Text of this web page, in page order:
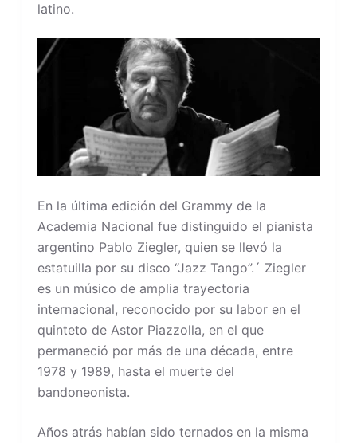
latino.
En la última edición del Grammy de la
Academia Nacional fue distinguido el pianista
argentino Pablo Ziegler, quien se llevó la
estatuilla por su disco “Jazz Tango”.´ Ziegler
es un músico de amplia trayectoria
internacional, reconocido por su labor en el
quinteto de Astor Piazzolla, en el que
permaneció por más de una década, entre
1978 y 1989, hasta el muerte del
bandoneonista.
Años atrás habían sido ternados en la misma